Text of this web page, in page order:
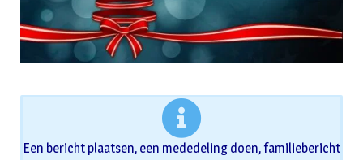
Een bericht plaatsen, een mededeling doen, familiebericht